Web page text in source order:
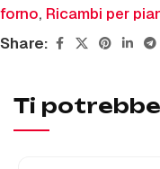
forno, Ricambi per
Share:
Ti